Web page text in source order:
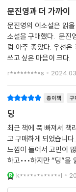
월간 『현대문학』이 펴내
「현대문학 핀 시리즈」
가들을 선정, 월간 『현
으로 이어가는 프로젝트
동시에 여섯 명이 ‘한
바란다.
「현대문학 핀 시리즈 소
으로, 내로라하는 국내
게 기획되어 있다. 한국
이다.
현대문학 × 아티스트 이
문진영과 더 가까이
문진영의 이소설은 읽
소설을 구매했다. 문진
럼 아주 좋았다. 우선
쓰고 싶은 마음이 크다.
r*********s
종이책 구
딩
최근 책에 푹 빠져서 책
고 구매하게 되었습니
느낌이 들어서 고민이
하고•••하지만 “딩”을
책 리뷰를 작성해서 글
연작소설이
k************l